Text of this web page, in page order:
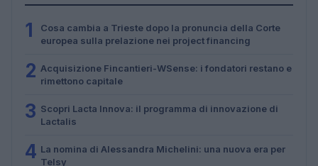
1
Cosa cambia a Trieste dopo la pronuncia della Corte
europea sulla prelazione nei project financing
2 Acquisizione Fincantieri-WSense: i fondatori restano e
rimettono capitale
3 Scopri Lacta Innova: il programma di innovazione di
Lactalis
4 La nomina di Alessandra Michelini: una nuova era per
Telsy